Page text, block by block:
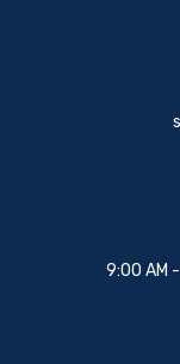
9:00 AM